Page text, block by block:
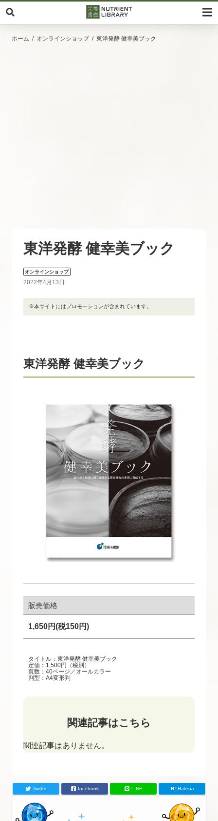
ホーム オンラインショップ 東洋発酵 健幸美ブック
東洋発酵 健幸美ブック
オンラインショップ
2022年4月13日
※本サイトにはプロモーションが含まれています。
東洋発酵 健幸美ブック
販売価格
1,650円(税150円)
タイトル：東洋発酵 健幸美ブック
定価：1,500円（税別）
頁数：40ページ／オールカラー
判型：A4変形判
関連記事はこちら
関連記事はありません。
Twitter facebook LINE Hatena